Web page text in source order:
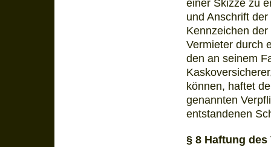
einer Skizze zu
und Anschrift
Kennzeichen
Vermieter durch
den an seinem
können, haftet
genannten
entstandenen
§ 8 Haftung des